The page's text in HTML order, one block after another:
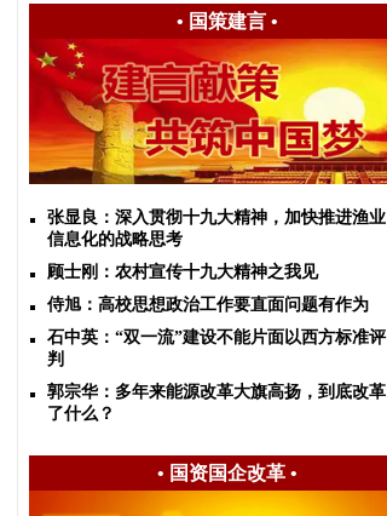
• 国策建言•
张显良：深入贯彻十九大精神，加快推进渔业
信息化的战略思考
顾士刚：农村宣传十九大精神之我见
侍旭：高校思想政治工作要直面问题有作为
石中英：“双一流”建设不能片面以西方标准评
判
郭宗华：多年来能源改革大旗高扬，到底改革
了什么？
• 国资国企改革•